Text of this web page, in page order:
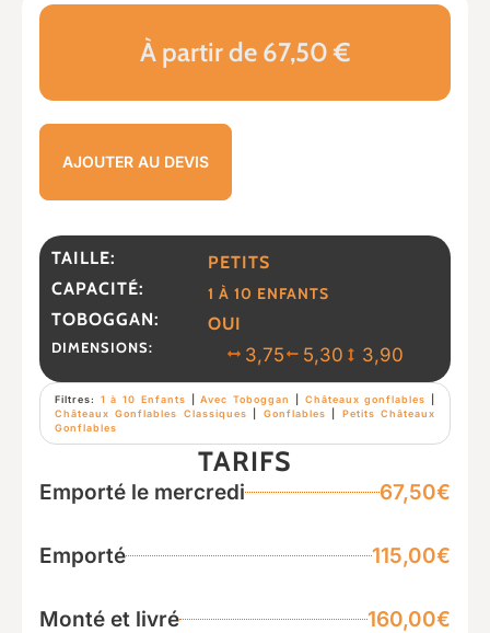
À partir de 67,50 €
AJOUTER AU DEVIS
TAILLE:
PETITS
CAPACITÉ:
1 À 10 ENFANTS
TOBOGGAN: OUI
DIMENSIONS: 3,75 5,30 3,90
Filtres: 1 à 10 Enfants |Avec Toboggan Châteaux gonflables
Châteaux Gonflables Classiques
Gonflables
Petits Châteaux
Gonflables
TARIFS
Emporté le mercredi 67,50€
Emporté 115,00€
Monté et livré 160,00€